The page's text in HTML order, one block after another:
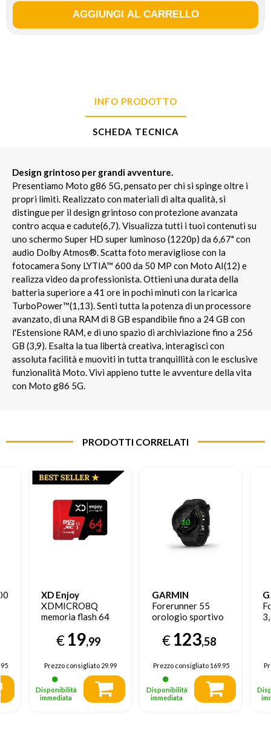
INFO PRODOTTO
SCHEDA TECNICA
Design grintoso per grandi avventure.
Presentiamo Moto g86 5G, pensato per chi si spinge oltre i
propri limiti. Realizzato con materiali di alta qualità, si
distingue per il design grintoso con protezione avanzata
contro acqua e cadute(6,7). Visualizza tutti i tuoi contenuti su
uno schermo Super HD super luminoso (1220p) da 6,67" con
audio Dolby Atmos®. Scatta foto meravigliose con la
fotocamera Sony LYTIA™ 600 da 50 MP con Moto AI(12) e
realizza video da professionista. Ottieni una durata della
batteria superiore a 41 ore in pochi minuti con la ricarica
TurboPower™(1,13). Senti tutta la potenza di un processore
avanzato, di una RAM di 8 GB espandibile fino a 24 GB con
l'Estensione RAM, e di uno spazio di archiviazione fino a 256
GB (3,9). Esalta la tua libertà creativa, interagisci con
assoluta facilità e muoviti in tutta tranquillità con le esclusive
funzionalità Moto. Vivi appieno tutte le avventure della vita
con Moto g86 5G.
PRODOTTI CORRELATI
XD Enjoy
XDMICRO8Q
memoria flash 64
Classe 10
€19,99
Prezzo consigliato29.99
Disponibilità
immediata
GARMIN
Forerunner 55
orologio sportivo
Bluetooth 208 x
208 Pixel Nero
€123,58
Prezzo consigliato169.95
Disponibilità
immediata